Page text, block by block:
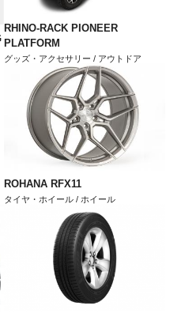
RHINO-RACK PIONEER
PLATFORM
グッズ・アクセサリー / アウトドア
ROHANA RFX11
タイヤ・ホイール / ホイール